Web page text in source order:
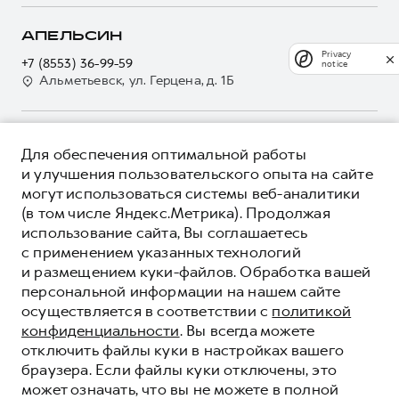
Для малого бизнеса
Система управления автопарком
Сервис для корпоративных клиентов
HAVAL Лизинг
Автомобильные аксессуары
Коллекция PRO
Коллекция Базовая
Коллекция Детская
Электронный ПТС
GWM Безопасность
Мобильное приложение GWM
Программа «HAVAL Защита+»
Руководства по эксплуатации
Подписки
Автомобильные аксессуары
Коллекция PRO
Коллекция Базовая
Коллекция Детская
О GWM
О дилере
Наша команда
Контакты
АПЕЛЬСИН
+7 (8553) 36-99-59
Альметьевск, ул. Герцена, д. 1Б
ЦЕНЫ И ВЫГОДЫ
ЮРИДИЧЕСКАЯ ИНФОРМАЦИЯ
Вся представленная на сайте информация, касающаяся
автомобилей и сервисного обслуживания, носит
информационный характер и не является публичной офертой.
Все цены, указанные на данном сайте, носят информационный
характер и являются максимально рекомендуемыми
розничными ценами по расчетам дистрибьютора (ООО «Грейт
Волл Мотор Рус»). Для получения подробной информации
просьба обращаться к ближайшему официальному дилеру ООО
«Грейт Волл Мотор Рус» либо по телефону Горячей линии 8 (800)
511-59-86, либо на сайте. Опубликованная на данном сайте
****На некоторых автомобилях HAVAL может отсутствовать
система / устройство вызова экстренных оперативных служб
(блок ЭРА-ГЛОНАСС).
Показать все
© 2026 ООО «Грейт Волл Мотор Рус»
© 2026 ООО «Апельсин-Авто»
Политика конфиденциальности
Для обеспечения оптимальной работы
и улучшения пользовательского опыта на сайте
могут использоваться системы веб-аналитики
(в том числе Яндекс.Метрика). Продолжая
использование сайта, Вы соглашаетесь
с применением указанных технологий
и размещением куки-файлов. Обработка вашей
персональной информации на нашем сайте
осуществляется в соответствии с политикой
конфиденциальности. Вы всегда можете
отключить файлы куки в настройках вашего
браузера. Если файлы куки отключены, это
может означать, что вы не можете в полной
Privacy
notice